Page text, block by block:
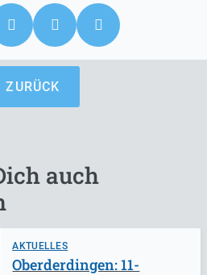
ZURÜCK
auch
AKTUELLES
Oberderdingen: 11-